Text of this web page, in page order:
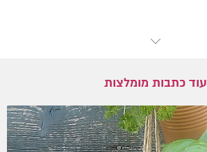
עוד כתבות מומלצות